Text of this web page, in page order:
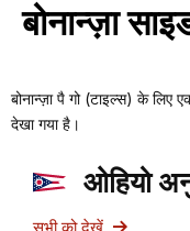
बोनान्ज़ा
बोनान्ज़ा पै गो (टाइल्स) के लिए
देखा गया है।
ओहियो